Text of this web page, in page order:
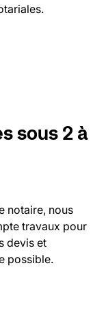
sous 2 à
notaire, nous
travaux pour
devis et
possible.